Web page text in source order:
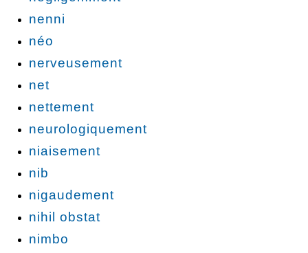
nenni
néo
nerveusement
net
nettement
neurologiquement
niaisement
nib
nigaudement
nihil obstat
nimbo